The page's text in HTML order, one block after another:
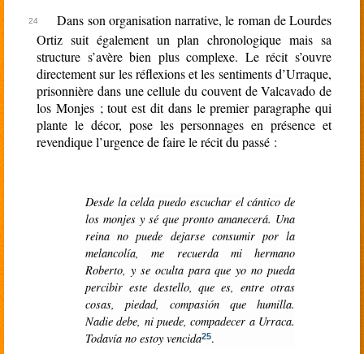
Dans son organisation narrative, le roman de Lourdes
Ortiz suit également un plan chronologique mais sa
structure s’avère bien plus complexe. Le récit s’ouvre
directement sur les réflexions et les sentiments d’Urraque,
prisonnière dans une cellule du couvent de Valcavado de
los Monjes ; tout est dit dans le premier paragraphe qui
plante le décor, pose les personnages en présence et
revendique l’urgence de faire le récit du passé :
Desde la celda puedo escuchar el cántico de
los monjes y sé que pronto amanecerá. Una
reina no puede dejarse consumir por la
melancolía, me recuerda mi hermano
Roberto, y se oculta para que yo no pueda
percibir este destello, que es, entre otras
cosas, piedad, compasión que humilla.
Nadie debe, ni puede, compadecer a Urraca.
Todavía no estoy vencida25.